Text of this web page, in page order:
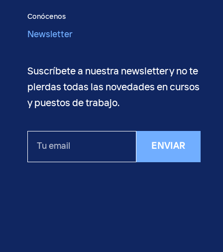
Conócenos
Newsletter
Suscríbete a nuestra newsletter y no te
pierdas todas las novedades en cursos
y puestos de trabajo.
ENVIAR